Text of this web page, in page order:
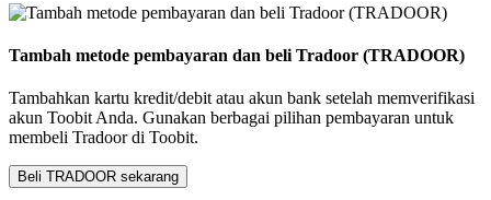
Tambah metode pembayaran dan beli Tradoor (TRADOOR)
Tambahkan kartu kredit/debit atau akun bank setelah memverifikasi
akun Toobit Anda. Gunakan berbagai pilihan pembayaran untuk
membeli Tradoor di Toobit.
Beli TRADOOR sekarang